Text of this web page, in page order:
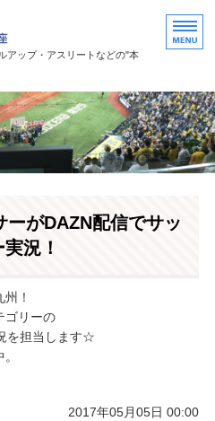
ユウセイスポーツアナウンスス
アップ・アスリートなどの"本
がDAZN配信でサッ
況！
！
ゴリーの
を担当します☆
2017年05月05日 00:00